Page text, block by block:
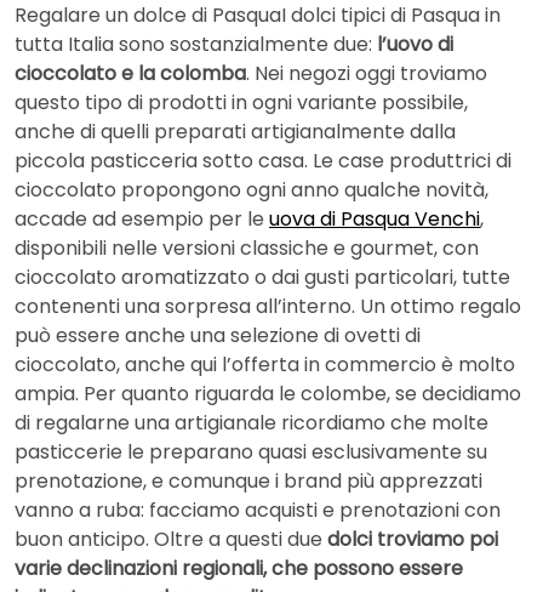
Regalare un dolce di PasquaI dolci tipici di Pasqua in
tutta Italia sono sostanzialmente due: l’uovo di
cioccolato e la colomba. Nei negozi oggi troviamo
questo tipo di prodotti in ogni variante possibile,
anche di quelli preparati artigianalmente dalla
piccola pasticceria sotto casa. Le case produttrici di
cioccolato propongono ogni anno qualche novità,
accade ad esempio per le uova di Pasqua Venchi,
disponibili nelle versioni classiche e gourmet, con
cioccolato aromatizzato o dai gusti particolari, tutte
contenenti una sorpresa all’interno. Un ottimo regalo
può essere anche una selezione di ovetti di
cioccolato, anche qui l’offerta in commercio è molto
ampia. Per quanto riguarda le colombe, se decidiamo
di regalarne una artigianale ricordiamo che molte
pasticcerie le preparano quasi esclusivamente su
prenotazione, e comunque i brand più apprezzati
vanno a ruba: facciamo acquisti e prenotazioni con
buon anticipo. Oltre a questi due dolci troviamo poi
varie declinazioni regionali, che possono essere